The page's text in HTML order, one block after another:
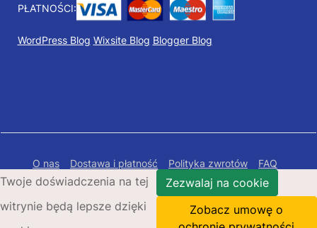
PŁATNOŚCI:
WordPress Blog Wixsite Blog Blogger Blog
O nas Dostawa i płatność Polityka zwrotów
FAQ
Polityka prywatności
Mapa Strony
Copyright © 2026 Bigbaterii.pl. Wszelkie prawa
zastrzeżone.
Twoje doświadczenia na tej
witrynie będą lepsze dzięki
Zezwalaj na cookie
Zobacz umowę o